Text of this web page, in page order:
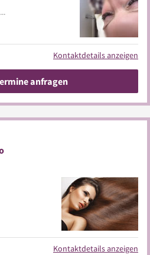
Kontaktdetails anzeigen
anfragen
Kontaktdetails anzeigen